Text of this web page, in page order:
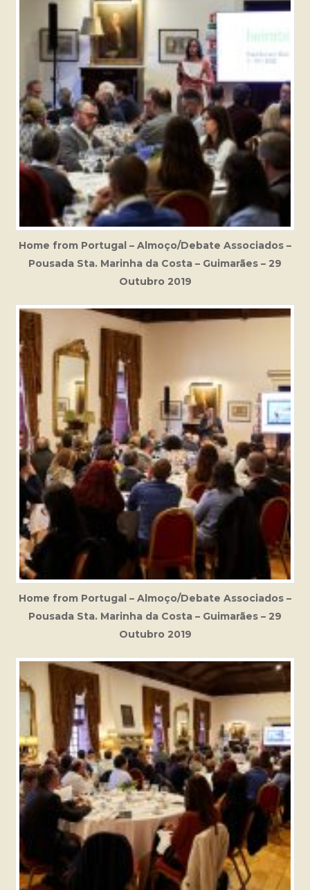
Home from Portugal – Almoço/Debate Associados –
Pousada Sta. Marinha da Costa – Guimarães – 29
Outubro 2019
Home from Portugal – Almoço/Debate Associados –
Pousada Sta. Marinha da Costa – Guimarães – 29
Outubro 2019